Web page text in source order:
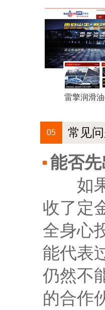
雷擎润滑
05 常见
能否
如果
收了定
全身心
能代表
仍然不
的合作